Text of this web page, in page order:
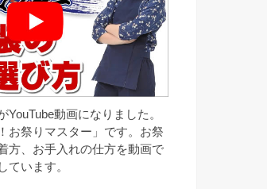
YouTube動画になりました。
お祭りマスター」です。お祭
方、お手入れの仕方を動画で
ています。